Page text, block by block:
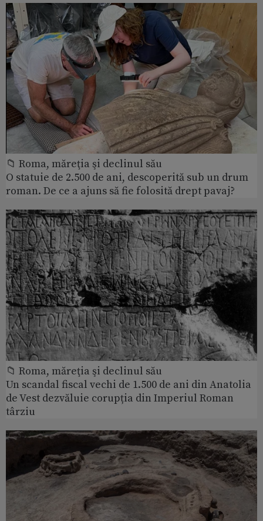
📁 Roma, măreţia şi declinul său
O statuie de 2.500 de ani, descoperită sub un drum
roman. De ce a ajuns să fie folosită drept pavaj?
📁 Roma, măreţia şi declinul său
Un scandal fiscal vechi de 1.500 de ani din Anatolia
de Vest dezvăluie corupția din Imperiul Roman
târziu